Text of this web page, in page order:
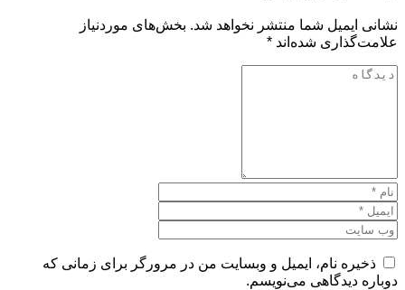
نشانی ایمیل شما منتشر نخواهد شد. بخش‌های موردنیاز
علامت‌گذاری شده‌اند *
ذخیره نام، ایمیل و وبسایت من در مرورگر برای زمانی که
دوباره دیدگاهی می‌نویسم.